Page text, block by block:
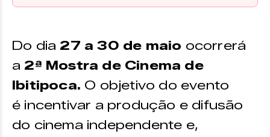
Do dia 27 a 30 de maio ocorrerá
a 2ª Mostra de Cinema de
Ibitipoca. O objetivo do evento
é incentivar a produção e difusão
do cinema independente e,